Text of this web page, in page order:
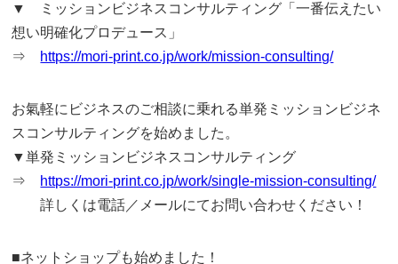
▼ ミッションビジネスコンサルティング「一番伝えたい
想い明確化プロデュース」
⇒ https://mori-print.co.jp/work/mission-consulting/
お氣軽にビジネスのご相談に乗れる単発ミッションビジネ
スコンサルティングを始めました。
▼単発ミッションビジネスコンサルティング
⇒ https://mori-print.co.jp/work/single-mission-consulting/
詳しくは電話／メールにてお問い合わせください！
■ネットショップも始めました！